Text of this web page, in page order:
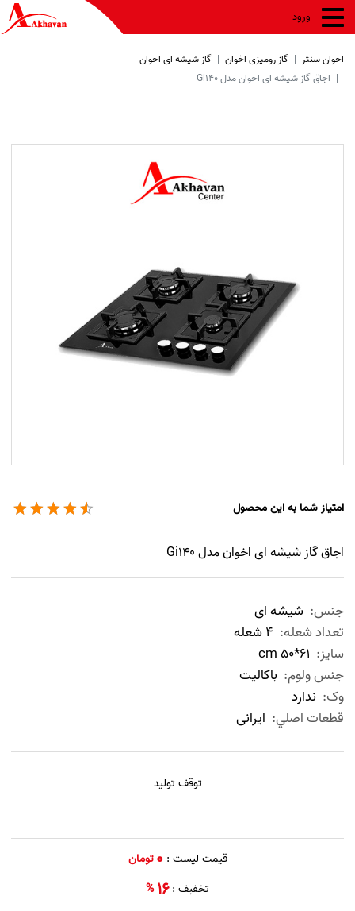
ورود
اخوان سنتر گاز رومیزی اخوان
گاز شیشه ای اخوان
اجاق گاز شیشه ای اخوان مدل Gi140
امتیاز شما به این محصول
اجاق گاز شیشه ای اخوان مدل Gi140
جنس: شیشه ای
تعداد شعله: 4 شعله
سايز: 61*50 cm
جنس ولوم: باکالیت
وک: ندارد
قطعات اصلي: ایرانی
توقف تولید
قیمت لیست : 0تومان
تخفیف :16
%